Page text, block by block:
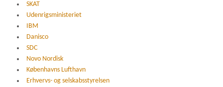
SKAT
Udenrigsministeriet
IBM
Danisco
SDC
Novo Nordisk
Københavns Lufthavn
Erhvervs- og selskabsstyrelsen